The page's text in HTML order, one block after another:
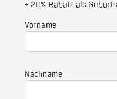
+ 20% Rabatt als
Vorname
Nachname